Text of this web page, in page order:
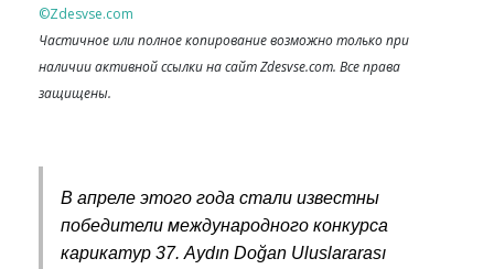
©Zdesvse.com
Частичное или полное копирование возможно только при
наличии активной ссылки на сайт Zdesvse.com. Все права
защищены.
В апреле этого года стали известны
победители международного конкурса
карикатур 37. Aydın Doğan Uluslararası